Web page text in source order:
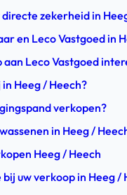
zekerheid in
en Leco Vastgoed in
Leco Vastgoed
Heeg / Heech?
verkopen?
in Heeg /
Heeg / Heech
uw verkoop in Heeg /